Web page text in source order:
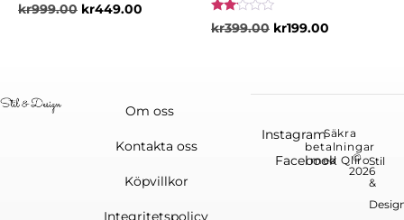
kr999.00 kr449.00
Betygsatt
2.00
kr399.00 kr199.00
Om oss
Kontakta oss
Köpvillkor
©
2026
Stil
&
Instagram
Facebook
Säkra
betalningar
med Qliro